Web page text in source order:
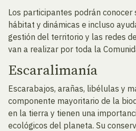
Los participantes podrán conocer
hábitat y dinámicas e incluso
gestión del territorio y las redes
van a realizar por toda la
Escaralimanía
Escarabajos, arañas, libélulas y
componente mayoritario de la
en la tierra y tienen una
ecológicos del planeta. Su